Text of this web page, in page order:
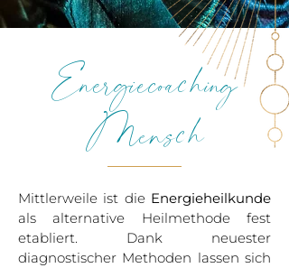
Energiecoaching
Mensch
Mittlerweile ist die Energieheilkunde
als alternative Heilmethode fest
etabliert. Dank neuester
diagnostischer Methoden lassen sich